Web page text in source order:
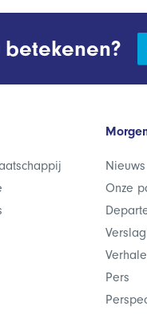
Nieuws
Onze
Pers